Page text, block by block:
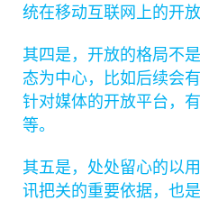
统在移动互联网上的开放
其四是，开放的格局不
态为中心，比如后续会
针对媒体的开放平台，
等。
其五是，处处留心的以
讯把关的重要依据，也